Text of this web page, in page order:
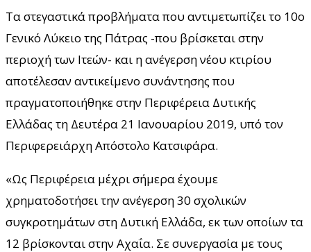
Τα στεγαστικά προβλήματα που αντιμετωπίζει το 10ο
Γενικό Λύκειο της Πάτρας -που βρίσκεται στην
περιοχή των Ιτεών- και η ανέγερση νέου κτιρίου
αποτέλεσαν αντικείμενο συνάντησης που
πραγματοποιήθηκε στην Περιφέρεια Δυτικής
Ελλάδας τη Δευτέρα 21 Ιανουαρίου 2019, υπό τον
Περιφερειάρχη Απόστολο Κατσιφάρα.
«Ως Περιφέρεια μέχρι σήμερα έχουμε
χρηματοδοτήσει την ανέγερση 30 σχολικών
συγκροτημάτων στη Δυτική Ελλάδα, εκ των οποίων τα
12 βρίσκονται στην Αχαΐα. Σε συνεργασία με τους